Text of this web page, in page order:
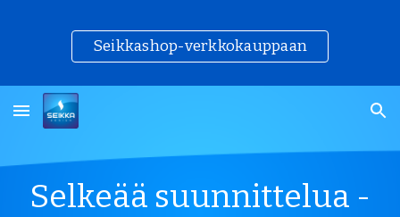
Skip to main content Skip to navigation
Seikkashop-verkkokauppaan
Selkeää suunnittelua -